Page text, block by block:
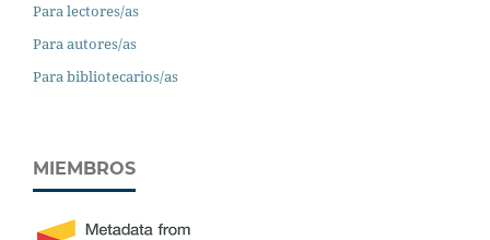
Para lectores/as
Para autores/as
Para bibliotecarios/as
MIEMBROS